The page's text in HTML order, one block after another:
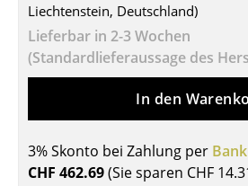
Couchtische
Schreibtische
Sekretäre & PC-Tische
Konferenztische
Stehtische & Stehpulte
Liechtenstein, Deutschland)
Lieferbar in 2-3 Wochen
(Standardlieferaussage des
In den
3% Skonto bei Zahlung per
CHF 462.69(Sie sparen CHF